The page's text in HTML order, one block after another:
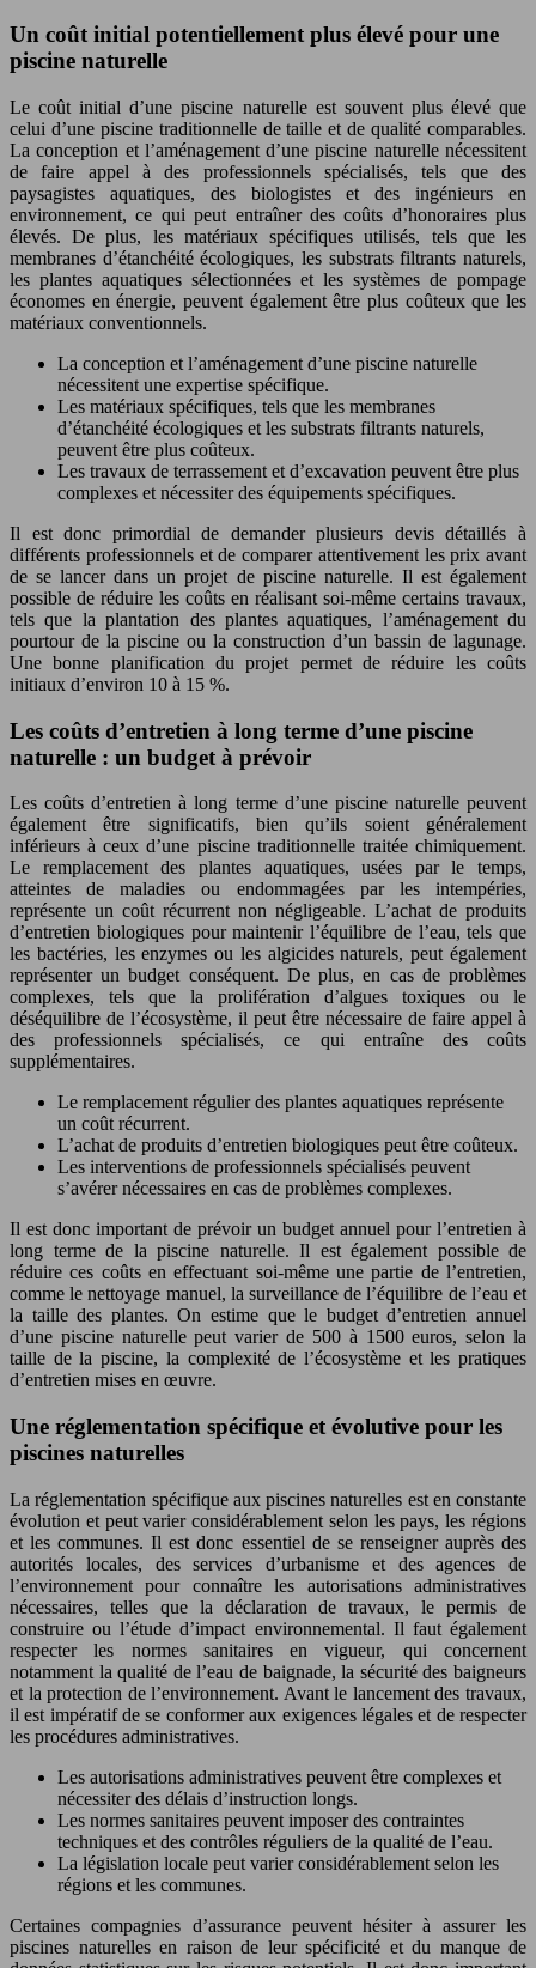
Un coût initial potentiellement plus élevé pour une
piscine naturelle
Le coût initial d’une piscine naturelle est souvent plus élevé que
celui d’une piscine traditionnelle de taille et de qualité comparables.
La conception et l’aménagement d’une piscine naturelle nécessitent
de faire appel à des professionnels spécialisés, tels que des
paysagistes aquatiques, des biologistes et des ingénieurs en
environnement, ce qui peut entraîner des coûts d’honoraires plus
élevés. De plus, les matériaux spécifiques utilisés, tels que les
membranes d’étanchéité écologiques, les substrats filtrants naturels,
les plantes aquatiques sélectionnées et les systèmes de pompage
économes en énergie, peuvent également être plus coûteux que les
matériaux conventionnels.
La conception et l’aménagement d’une piscine naturelle
nécessitent une expertise spécifique.
Les matériaux spécifiques, tels que les membranes
d’étanchéité écologiques et les substrats filtrants naturels,
peuvent être plus coûteux.
Les travaux de terrassement et d’excavation peuvent être plus
complexes et nécessiter des équipements spécifiques.
Il est donc primordial de demander plusieurs devis détaillés à
différents professionnels et de comparer attentivement les prix avant
de se lancer dans un projet de piscine naturelle. Il est également
possible de réduire les coûts en réalisant soi-même certains travaux,
tels que la plantation des plantes aquatiques, l’aménagement du
pourtour de la piscine ou la construction d’un bassin de lagunage.
Une bonne planification du projet permet de réduire les coûts
initiaux d’environ 10 à 15 %.
Les coûts d’entretien à long terme d’une piscine
naturelle : un budget à prévoir
Les coûts d’entretien à long terme d’une piscine naturelle peuvent
également être significatifs, bien qu’ils soient généralement
inférieurs à ceux d’une piscine traditionnelle traitée chimiquement.
Le remplacement des plantes aquatiques, usées par le temps,
atteintes de maladies ou endommagées par les intempéries,
représente un coût récurrent non négligeable. L’achat de produits
d’entretien biologiques pour maintenir l’équilibre de l’eau, tels que
les bactéries, les enzymes ou les algicides naturels, peut également
représenter un budget conséquent. De plus, en cas de problèmes
complexes, tels que la prolifération d’algues toxiques ou le
déséquilibre de l’écosystème, il peut être nécessaire de faire appel à
des professionnels spécialisés, ce qui entraîne des coûts
supplémentaires.
Le remplacement régulier des plantes aquatiques représente
un coût récurrent.
L’achat de produits d’entretien biologiques peut être coûteux.
Les interventions de professionnels spécialisés peuvent
s’avérer nécessaires en cas de problèmes complexes.
Il est donc important de prévoir un budget annuel pour l’entretien à
long terme de la piscine naturelle. Il est également possible de
réduire ces coûts en effectuant soi-même une partie de l’entretien,
comme le nettoyage manuel, la surveillance de l’équilibre de l’eau et
la taille des plantes. On estime que le budget d’entretien annuel
d’une piscine naturelle peut varier de 500 à 1500 euros, selon la
taille de la piscine, la complexité de l’écosystème et les pratiques
d’entretien mises en œuvre.
Une réglementation spécifique et évolutive pour les
piscines naturelles
La réglementation spécifique aux piscines naturelles est en constante
évolution et peut varier considérablement selon les pays, les régions
et les communes. Il est donc essentiel de se renseigner auprès des
autorités locales, des services d’urbanisme et des agences de
l’environnement pour connaître les autorisations administratives
nécessaires, telles que la déclaration de travaux, le permis de
construire ou l’étude d’impact environnemental. Il faut également
respecter les normes sanitaires en vigueur, qui concernent
notamment la qualité de l’eau de baignade, la sécurité des baigneurs
et la protection de l’environnement. Avant le lancement des travaux,
il est impératif de se conformer aux exigences légales et de respecter
les procédures administratives.
Les autorisations administratives peuvent être complexes et
nécessiter des délais d’instruction longs.
Les normes sanitaires peuvent imposer des contraintes
techniques et des contrôles réguliers de la qualité de l’eau.
La législation locale peut varier considérablement selon les
régions et les communes.
Certaines compagnies d’assurance peuvent hésiter à assurer les
piscines naturelles en raison de leur spécificité et du manque de